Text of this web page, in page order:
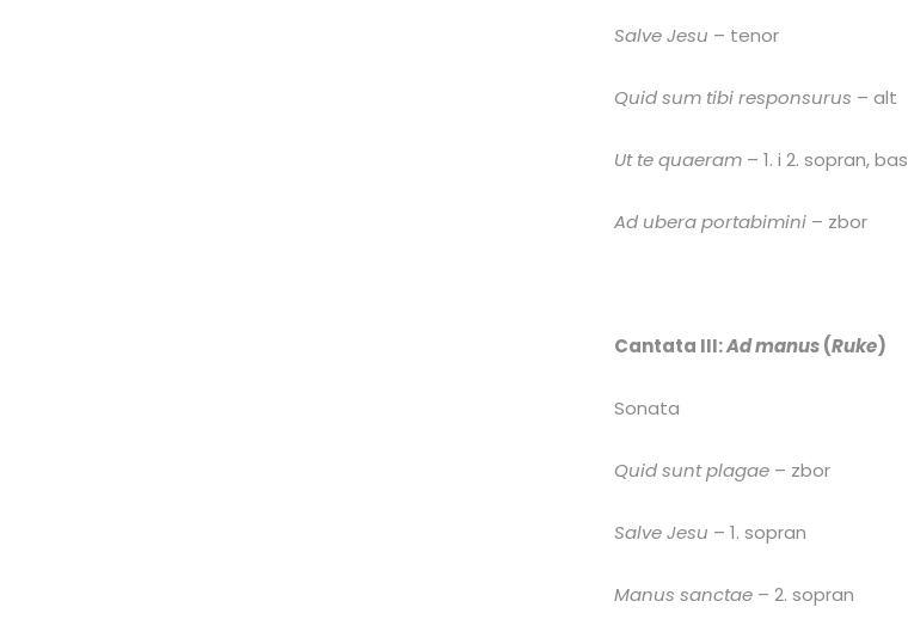
Salve Jesu – tenor
Quid sum tibi responsurus – alt
Ut te quaeram – 1. i 2. sopran, bas
Ad ubera portabimini– zbor
Cantata III:Ad manus(Ruke)
Sonata
Quid sunt plagae– zbor
Salve Jesu – 1. sopran
Manus sanctae– 2. sopran